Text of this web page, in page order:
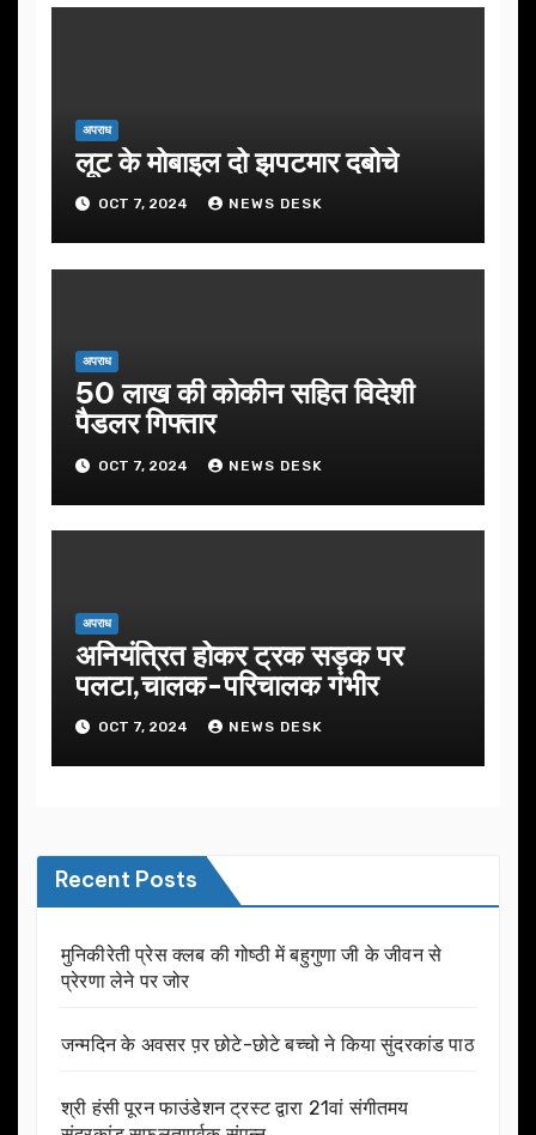
अपराध
लूट के मोबाइल दो झपटमार दबोचे
OCT 7, 2024 NEWS DESK
अपराध
50 लाख की कोकीन सहित विदेशी
पैडलर गिफ्तार
OCT 7, 2024 NEWS DESK
अपराध
अनियंत्रित होकर ट्रक सड़क पर
पलटा,चालक-परिचालक गंभीर
OCT 7, 2024 NEWS DESK
Recent Posts
मुनिकीरेती प्रेस क्लब की गोष्ठी में बहुगुणा जी के जीवन से
प्रेरणा लेने पर जोर
जन्मदिन के अवसर प़र छोटे-छोटे बच्चो ने किया सुंदरकांड पाठ
श्री हंसी पूरन फाउंडेशन ट्रस्ट द्वारा 21वां संगीतमय